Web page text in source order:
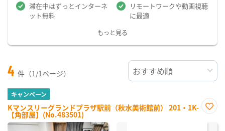
滞在中はずっとインターネ
ット無料
リモートワークや動画視聴
に最適
もっと見る
4 件（1/1ページ）
キャンペーン
Kマンスリーグランドプラザ駅前（秋水美術館前） 201・1K-
【角部屋】(No.483501)
に入